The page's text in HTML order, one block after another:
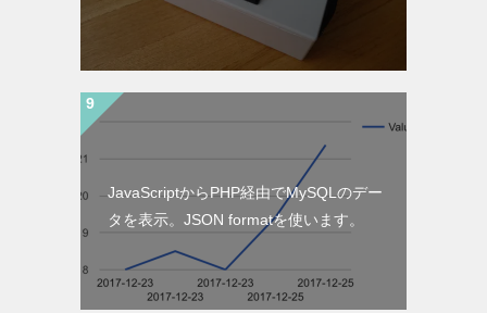
JavaScriptからPHP経由でMySQLのデー
タを表示。JSON formatを使います。